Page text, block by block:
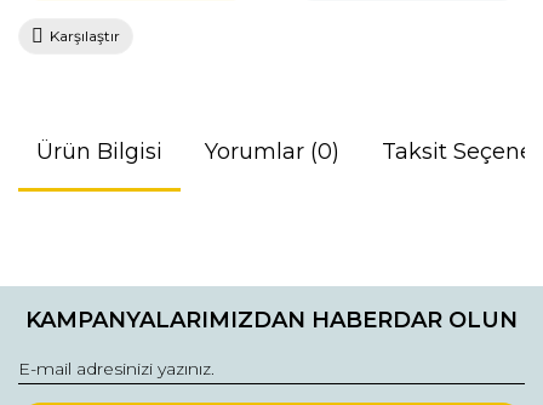
Karşılaştır
Ürün Bilgisi Yorumlar (0) Taksit
konularda yetersiz gördüğünüz noktaları öneri formunu
Görüş ve önerileriniz için teşekkür ederiz.
Ürün resmi kalitesiz, bozuk veya görüntülenemiyor.
KAMPANYALARIMIZDAN HABERDAR OLUN